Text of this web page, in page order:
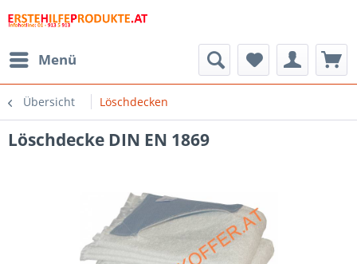
Menü
Übersicht Löschdecken
Löschdecke DIN EN 1869